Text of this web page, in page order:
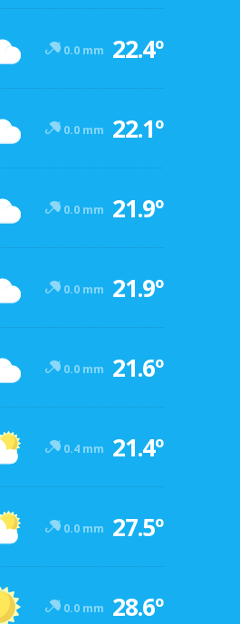
0.0 mm 22.4º
0.0 mm 22.1º
0.0 mm 21.9º
0.0 mm 21.9º
0.0 mm 21.6º
0.4 mm 21.4º
0.0 mm 27.5º
0.0 mm 28.6º